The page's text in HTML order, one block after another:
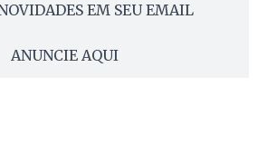
EM SEU EMAIL
ANUNCIE AQUI